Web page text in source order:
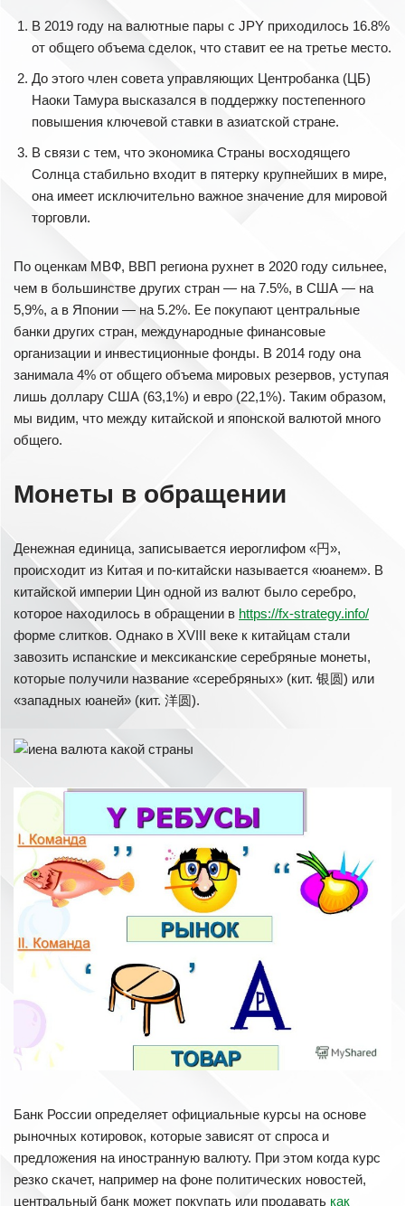
В 2019 году на валютные пары с JPY приходилось 16.8%
от общего объема сделок, что ставит ее на третье место.
До этого член совета управляющих Центробанка (ЦБ)
Наоки Тамура высказался в поддержку постепенного
повышения ключевой ставки в азиатской стране.
В связи с тем, что экономика Страны восходящего
Солнца стабильно входит в пятерку крупнейших в мире,
она имеет исключительно важное значение для мировой
торговли.
По оценкам МВФ, ВВП региона рухнет в 2020 году сильнее,
чем в большинстве других стран — на 7.5%, в США — на
5,9%, а в Японии — на 5.2%. Ее покупают центральные
банки других стран, международные финансовые
организации и инвестиционные фонды. В 2014 году она
занимала 4% от общего объема мировых резервов, уступая
лишь доллару США (63,1%) и евро (22,1%). Таким образом,
мы видим, что между китайской и японской валютой много
общего.
Монеты в обращении
Денежная единица, записывается иероглифом «円»,
происходит из Китая и по-китайски называется «юанем». В
китайской империи Цин одной из валют было серебро,
которое находилось в обращении в https://fx-strategy.info/
форме слитков. Однако в XVIII веке к китайцам стали
завозить испанские и мексиканские серебряные монеты,
которые получили название «серебряных» (кит. 银圆) или
«западных юаней» (кит. 洋圆).
Банк России определяет официальные курсы на основе
рыночных котировок, которые зависят от спроса и
предложения на иностранную валюту. При этом когда курс
резко скачет, например на фоне политических новостей,
центральный банк может покупать или продавать как